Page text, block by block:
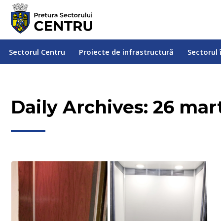
Sectorul Centru Proiecte de infrastructură Sectorul
Daily Archives: 26
Sectorul Centru Proiecte de infrastructură